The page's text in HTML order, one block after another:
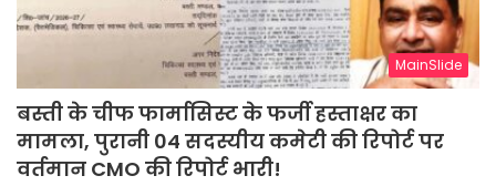
MainSlide
बस्ती के चीफ फार्मासिस्ट के फर्जी हस्ताक्षर का
मामला, पुरानी 04 सदस्यीय कमेटी की रिपोर्ट पर
वर्तमान CMO की रिपोर्ट भारी!